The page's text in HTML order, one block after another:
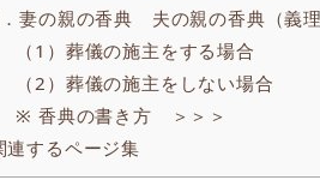
妻の親の香典 夫の親の香典（義
（1）葬儀の施主をする場合
（2）葬儀の施主をしない場合
※ 香典の書き方 ＞＞＞
連するページ集